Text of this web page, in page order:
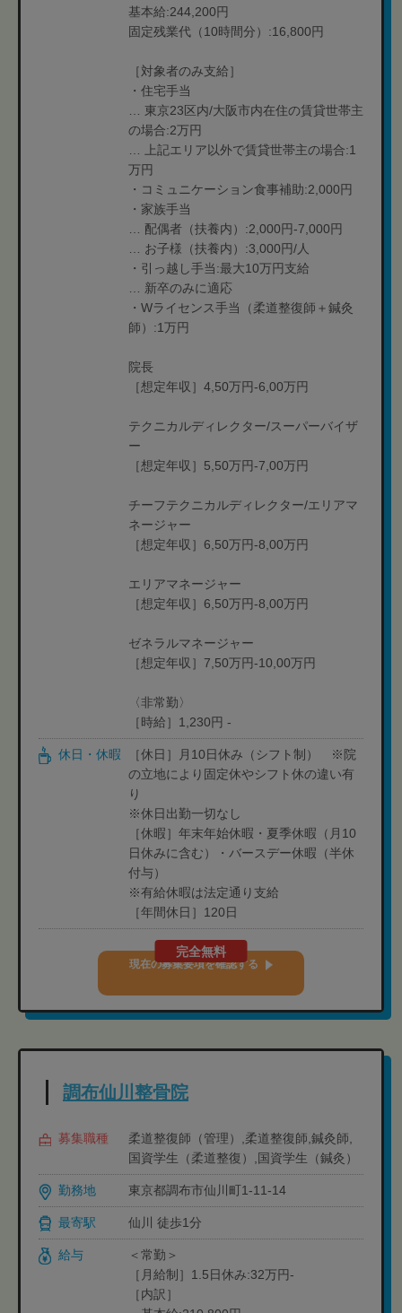
基本給:244,200円
固定残業代（10時間分）:16,800円
［対象者のみ支給］
・住宅手当
… 東京23区内/大阪市内在住の賃貸世帯主
の場合:2万円
… 上記エリア以外で賃貸世帯主の場合:1
万円
・コミュニケーション食事補助:2,000円
・家族手当
… 配偶者（扶養内）:2,000円-7,000円
… お子様（扶養内）:3,000円/人
・引っ越し手当:最大10万円支給
… 新卒のみに適応
・Wライセンス手当（柔道整復師＋鍼灸
師）:1万円
院長
［想定年収］4,50万円-6,00万円
テクニカルディレクター/スーパーバイザ
ー
［想定年収］5,50万円-7,00万円
チーフテクニカルディレクター/エリアマ
ネージャー
［想定年収］6,50万円-8,00万円
エリアマネージャー
［想定年収］6,50万円-8,00万円
ゼネラルマネージャー
［想定年収］7,50万円-10,00万円
〈非常勤〉
［時給］1,230円 -
休日・休暇
［休日］月10日休み（シフト制） ※院
の立地により固定休やシフト休の違い有
り
※休日出勤一切なし
［休暇］年末年始休暇・夏季休暇（月10
日休みに含む）・バースデー休暇（半休
付与）
※有給休暇は法定通り支給
［年間休日］120日
完全無料
現在の募集要項を確認する
調布仙川整骨院
募集職種
柔道整復師（管理）,柔道整復師,鍼灸師,
国資学生（柔道整復）,国資学生（鍼灸）
勤務地 東京都調布市仙川町1-11-14
最寄駅 仙川 徒歩1分
給与
＜常勤＞
［月給制］1.5日休み:32万円-
［内訳］